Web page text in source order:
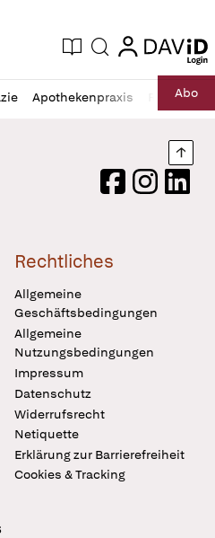
Zeitung
Aktuelle Ausgabe
Suche login
login
Apothekenpraxis RechtAbo
Logo
FacebookInstagram
Rechtliches
Allgemeine
Geschäftsbedingungen
Allgemeine
Nutzungsbedingungen
Impressum
Datenschutz
Widerrufsrecht
Netiquette
Erklärung zur Barrierefreiheit
Cookies & Tracking